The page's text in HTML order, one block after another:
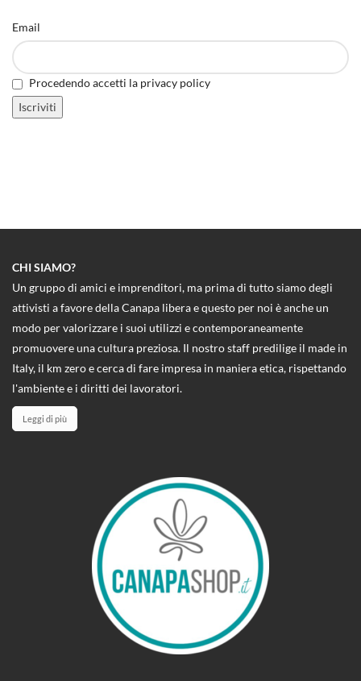
Email
Procedendo accetti la privacy policy
CHI SIAMO?
Un gruppo di amici e imprenditori, ma prima di tutto siamo degli
attivisti a favore della Canapa libera e questo per noi è anche un
modo per valorizzare i suoi utilizzi e contemporaneamente
promuovere una cultura preziosa. Il nostro staff predilige il made in
Italy, il km zero e cerca di fare impresa in maniera etica, rispettando
l'ambiente e i diritti dei lavoratori.
Leggi di più